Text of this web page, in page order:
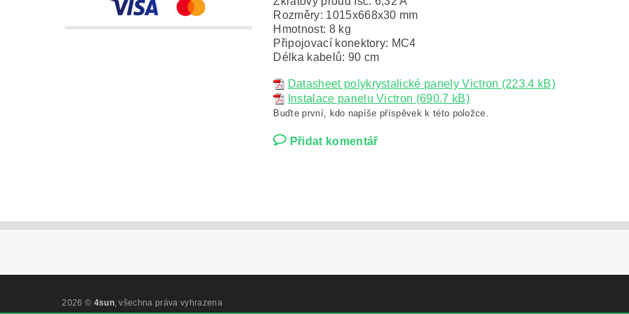
Rozměry: 1015x668x30 mm
Hmotnost: 8 kg
Připojovací konektory: MC4
Délka kabelů: 90 cm
Datasheet polykrystalické panely Victron (223.4 kB)
Instalace panelu Victron (690.7 kB)
Buďte první, kdo napíše příspěvek k této položce.
Přidat komentář
2026 © 4sun, všechna práva vyhrazena